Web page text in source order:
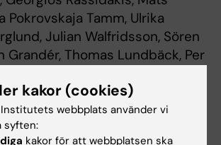
Pokrovskaja Tamm, Ulrika
Julian Walfridsson, Sören
Grandér, Thomas Lundbäck, Per
, publicerad online 9 januari
nm.4265
kakor (cookies)
Institutets webbplats använder vi
syften:
kakor för att webbplatsen ska